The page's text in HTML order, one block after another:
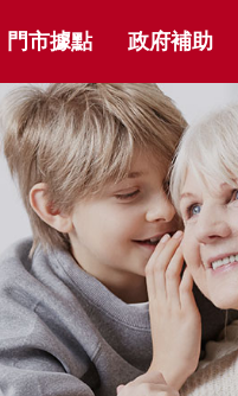
門市據點 政府補助